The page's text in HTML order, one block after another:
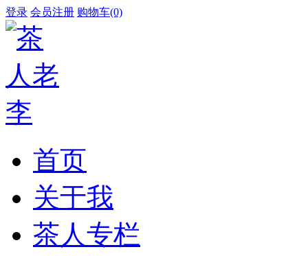
登录 会员注册 购物车(0)
首页
关于我
茶人专栏